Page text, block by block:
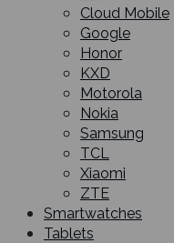
Cloud Mobile
Google
Honor
KXD
Motorola
Nokia
Samsung
TCL
Xiaomi
ZTE
Smartwatches
Tablets